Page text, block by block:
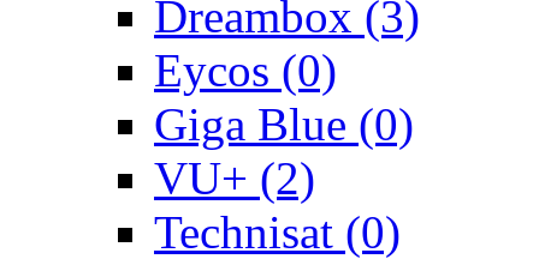
Dreambox (3)
Eycos (0)
Giga Blue (0)
VU+ (2)
Technisat (0)